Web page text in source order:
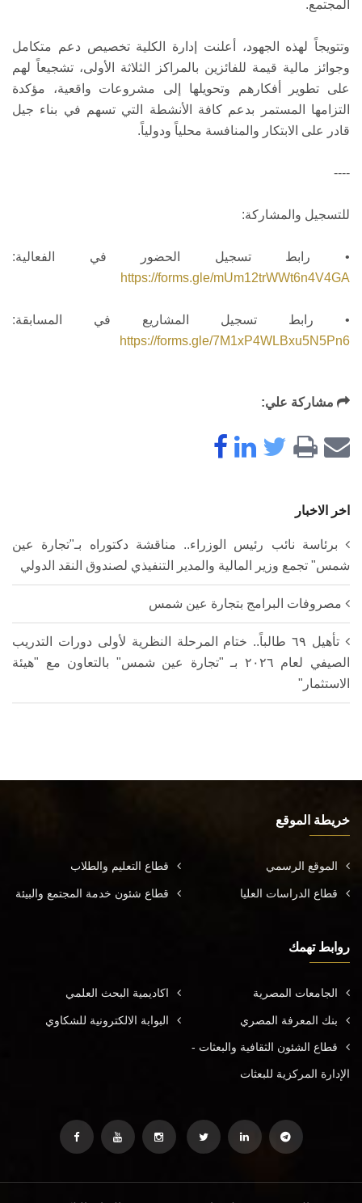
المجتمع.
وتتويجاً لهذه الجهود، أعلنت إدارة الكلية تخصيص دعم متكامل
وجوائز مالية قيمة للفائزين بالمراكز الثلاثة الأولى، تشجيعاً لهم
على تطوير أفكارهم وتحويلها إلى مشروعات واقعية، مؤكدة
التزامها المستمر بدعم كافة الأنشطة التي تسهم في بناء جيل
قادر على الابتكار والمنافسة محلياً ودولياً.
----
للتسجيل والمشاركة:
• رابط تسجيل الحضور في الفعالية:
https://forms.gle/mUm12trWWt6n4V4GA
• رابط تسجيل المشاريع في المسابقة:
https://forms.gle/7M1xP4WLBxu5N5Pn6
مشاركة علي:
اخر الاخبار
برئاسة نائب رئيس الوزراء.. مناقشة دكتوراه بـ"تجارة عين
شمس" تجمع وزير المالية والمدير التنفيذي لصندوق النقد الدولي
مصروفات البرامج بتجارة عين شمس
تأهيل ٦٩ طالباً.. ختام المرحلة النظرية لأولى دورات التدريب
الصيفي لعام ٢٠٢٦ بـ "تجارة عين شمس" بالتعاون مع "هيئة
الاستثمار"
خريطة الموقع
الموقع الرسمي قطاع التعليم والطلاب
قطاع الدراسات العليا قطاع شئون خدمة المجتمع والبيئة
روابط تهمك
الجامعات المصرية اكاديمية البحث العلمي
بنك المعرفة المصري البوابة الالكترونية للشكاوي
قطاع الشئون الثقافية والبعثات -
الإدارة المركزية للبعثات